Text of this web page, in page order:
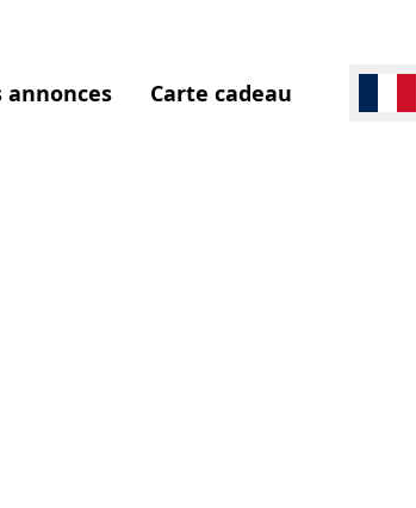
annonces Carte cadeau